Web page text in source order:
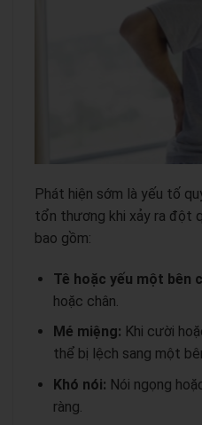
Phát hiện sớm là yếu tố
tổn thương khi xảy ra đột
bao gồm:
Tê hoặc yếu một bên
hoặc chân.
Mé miệng: Khi cười
thể bị lệch sang một
Khó nói: Nói ngọng
ràng.